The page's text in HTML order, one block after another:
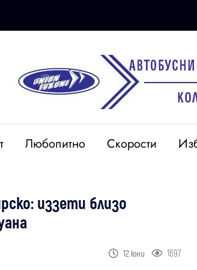
Любопитно Скорости
иззети близо
12 юни 1697